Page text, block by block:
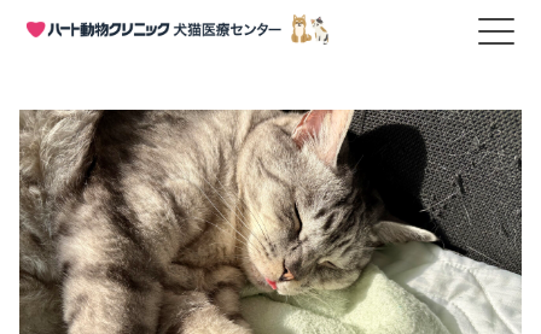
HOME>お知らせ > 2025年5診療予定